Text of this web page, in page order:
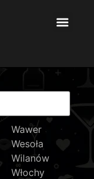
Wawer
Wesoła
Wilanów
Włochy